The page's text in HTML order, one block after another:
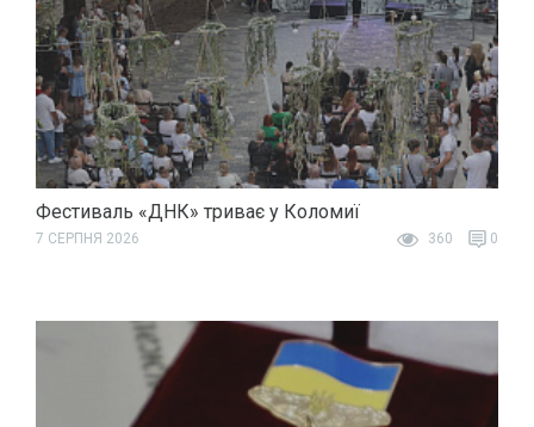
Фестиваль «ДНК» триває у Коломиї
7 СЕРПНЯ 2026 360 0